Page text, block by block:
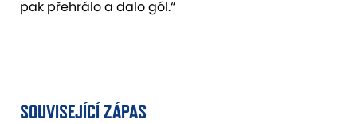
pak přehrálo a dalo gól.“
SOUVISEJÍCÍ ZÁPAS